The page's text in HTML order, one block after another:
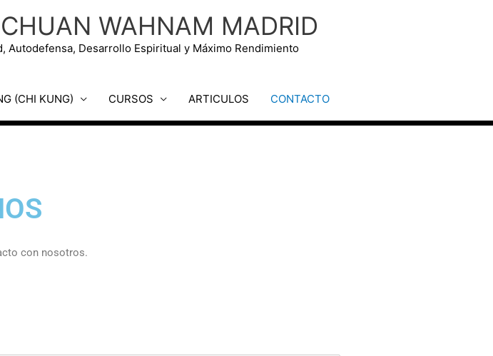
WAHNAM MADRID
Autodefensa, Desarrollo Espiritual y Máximo Rendimiento
(CHI KUNG) CURSOS ARTICULOS CONTACTO
con nosotros.